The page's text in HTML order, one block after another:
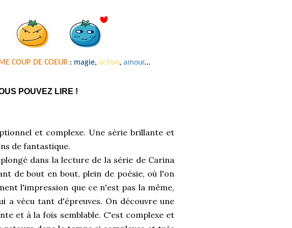
COUP DE COEUR : magie, action, amour...
POUVEZ LIRE !
et complexe. Une série brillante et
de fantastique.
dans la lecture de la série de Carina
de bout en bout, plein de poésie, où l'on
l'impression que ce n'est pas la même,
a vécu tant d'épreuves. On découvre une
et à la fois semblable. C'est complexe et